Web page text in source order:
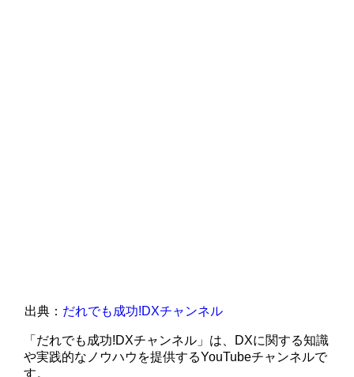
出典： だれでも成功!DXチャンネル
「だれでも成功!DXチャンネル」は、DXに関する知識
や実践的なノウハウを提供するYouTubeチャンネルで
す。